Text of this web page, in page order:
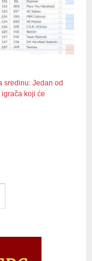
sredinu: Jedan od
igrača koji će